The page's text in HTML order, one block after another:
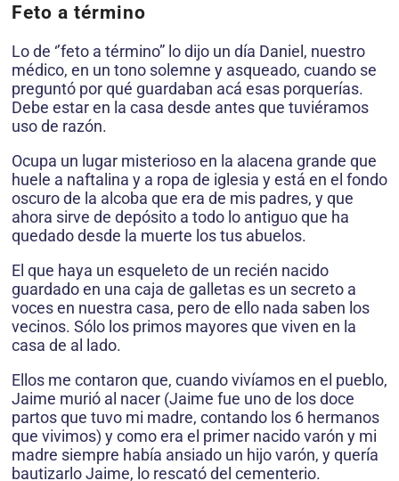
Feto a término
Lo de ‘’feto a término” lo dijo un día Daniel, nuestro
médico, en un tono solemne y asqueado, cuando se
preguntó por qué guardaban acá esas porquerías.
Debe estar en la casa desde antes que tuviéramos
uso de razón.
Ocupa un lugar misterioso en la alacena grande que
huele a naftalina y a ropa de iglesia y está en el fondo
oscuro de la alcoba que era de mis padres, y que
ahora sirve de depósito a todo lo antiguo que ha
quedado desde la muerte los tus abuelos.
El que haya un esqueleto de un recién nacido
guardado en una caja de galletas es un secreto a
voces en nuestra casa, pero de ello nada saben los
vecinos. Sólo los primos mayores que viven en la
casa de al lado.
Ellos me contaron que, cuando vivíamos en el pueblo,
Jaime murió al nacer (Jaime fue uno de los doce
partos que tuvo mi madre, contando los 6 hermanos
que vivimos) y como era el primer nacido varón y mi
madre siempre había ansiado un hijo varón, y quería
bautizarlo Jaime, lo rescató del cementerio.